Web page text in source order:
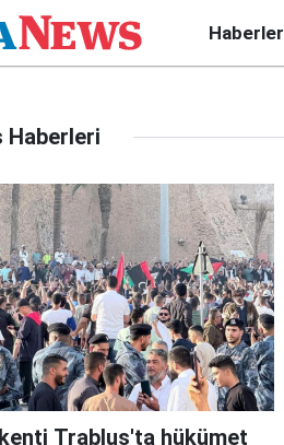
Haberler
Haberleri
Trablus'ta hükümet